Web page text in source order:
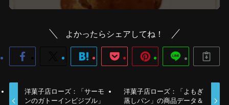
よかったらシェアしてね！
洋菓子店ローズ：「サーモ
ンのガトーインビジブル」
洋菓子店ローズ：「よもぎ
蒸しパン」の商品データ＆